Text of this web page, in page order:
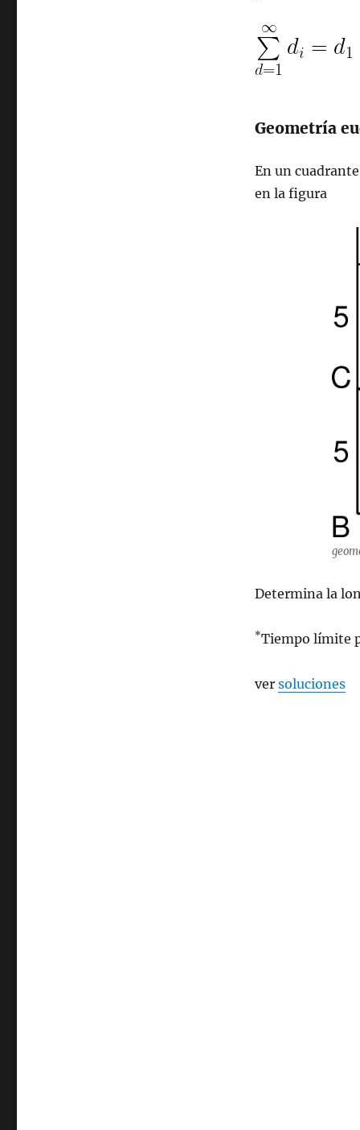
Geometría
En un
en la figura
Determina la
*Tiempo límite
ver soluciones